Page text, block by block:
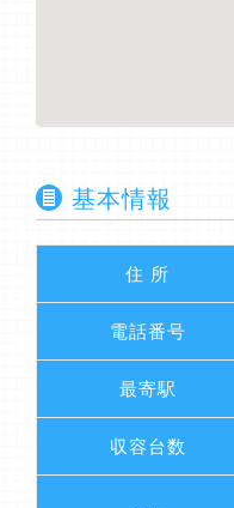
基本情報
住 所
電話番号
最寄駅
収容台数